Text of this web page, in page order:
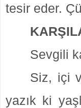
tesir eder.
Sevgili
Siz, içi
yazık ki